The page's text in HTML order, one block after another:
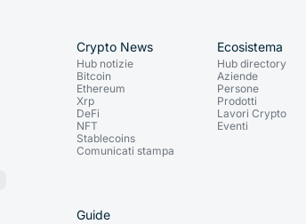
Crypto News
Hub notizie
Bitcoin
Ethereum
Xrp
DeFi
NFT
Stablecoins
Comunicati stampa
Ecosistema
Hub directory
Aziende
Persone
Prodotti
Lavori Crypto
Eventi
Guide